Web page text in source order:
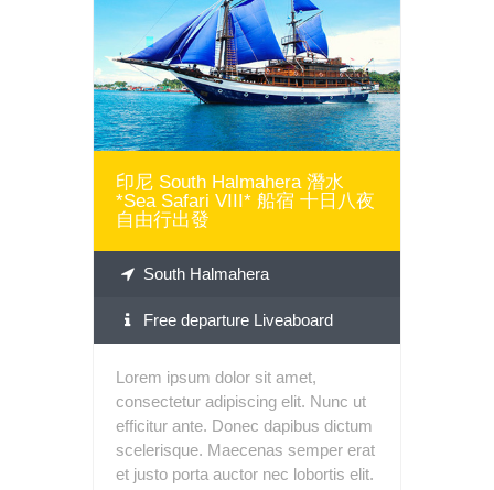
MORE INFO
印尼 South Halmahera 潛水
*Sea Safari VIII* 船宿 十日八夜
自由行出發
South Halmahera
Free departure Liveaboard
Lorem ipsum dolor sit amet,
consectetur adipiscing elit. Nunc ut
efficitur ante. Donec dapibus dictum
scelerisque. Maecenas semper erat
et justo porta auctor nec lobortis elit.